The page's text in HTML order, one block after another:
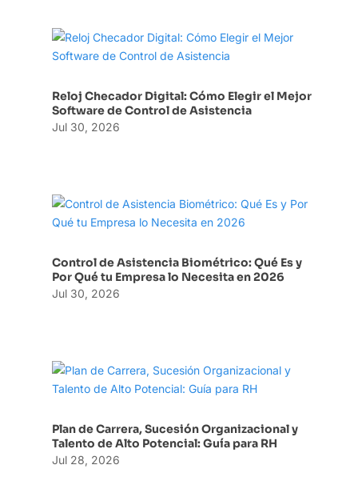
Reloj Checador Digital: Cómo Elegir el Mejor
Software de Control de Asistencia
Jul 30, 2026
Control de Asistencia Biométrico: Qué Es y
Por Qué tu Empresa lo Necesita en 2026
Jul 30, 2026
Plan de Carrera, Sucesión Organizacional y
Talento de Alto Potencial: Guía para RH
Jul 28, 2026